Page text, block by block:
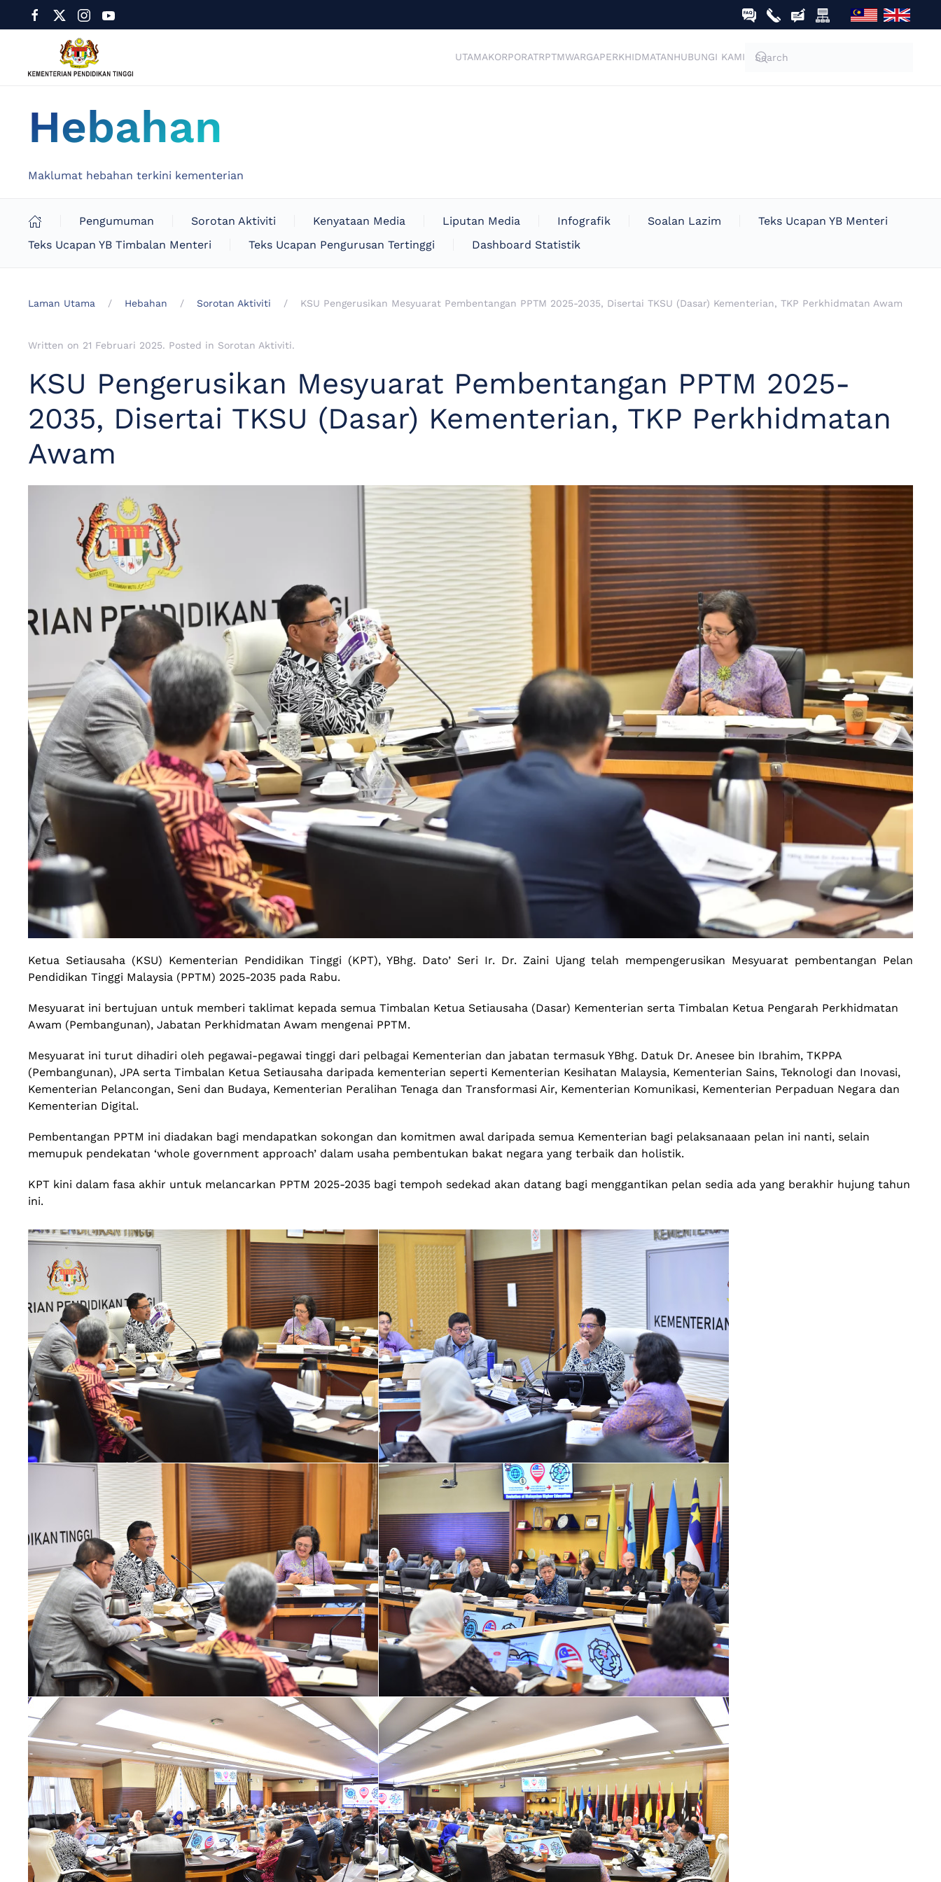
UTAMAKORPORATRPTMWARGAPERKHIDMATANHUBUNGI KAMI
Hebahan
Maklumat hebahan terkini kementerian
Pengumuman Sorotan Aktiviti Kenyataan Media Liputan Media Infografik Soalan Lazim
Teks Ucapan YB Menteri
Teks Ucapan YB Timbalan Menteri
Teks Ucapan Pengurusan Tertinggi Dashboard Statistik
Laman Utama Hebahan Sorotan Aktiviti KSU Pengerusikan Mesyuarat Pembentangan PPTM 2025-2035, Disertai TKSU (Dasar) Kementerian, TKP Perkhidmatan Awam
Written on 21 Februari 2025. Posted in Sorotan Aktiviti.
KSU Pengerusikan Mesyuarat Pembentangan PPTM 2025-
2035, Disertai TKSU (Dasar) Kementerian, TKP Perkhidmatan
Awam
Ketua Setiausaha (KSU) Kementerian Pendidikan Tinggi (KPT), YBhg. Dato’ Seri Ir. Dr. Zaini Ujang telah mempengerusikan Mesyuarat pembentangan Pelan
Pendidikan Tinggi Malaysia (PPTM) 2025-2035 pada Rabu.
Mesyuarat ini bertujuan untuk memberi taklimat kepada semua Timbalan Ketua Setiausaha (Dasar) Kementerian serta Timbalan Ketua Pengarah Perkhidmatan
Awam (Pembangunan), Jabatan Perkhidmatan Awam mengenai PPTM.
Mesyuarat ini turut dihadiri oleh pegawai-pegawai tinggi dari pelbagai Kementerian dan jabatan termasuk YBhg. Datuk Dr. Anesee bin Ibrahim, TKPPA
(Pembangunan), JPA serta Timbalan Ketua Setiausaha daripada kementerian seperti Kementerian Kesihatan Malaysia, Kementerian Sains, Teknologi dan Inovasi,
Kementerian Pelancongan, Seni dan Budaya, Kementerian Peralihan Tenaga dan Transformasi Air, Kementerian Komunikasi, Kementerian Perpaduan Negara dan
Kementerian Digital.
Pembentangan PPTM ini diadakan bagi mendapatkan sokongan dan komitmen awal daripada semua Kementerian bagi pelaksanaaan pelan ini nanti, selain
memupuk pendekatan ‘whole government approach’ dalam usaha pembentukan bakat negara yang terbaik dan holistik.
KPT kini dalam fasa akhir untuk melancarkan PPTM 2025-2035 bagi tempoh sedekad akan datang bagi menggantikan pelan sedia ada yang berakhir hujung tahun
ini.